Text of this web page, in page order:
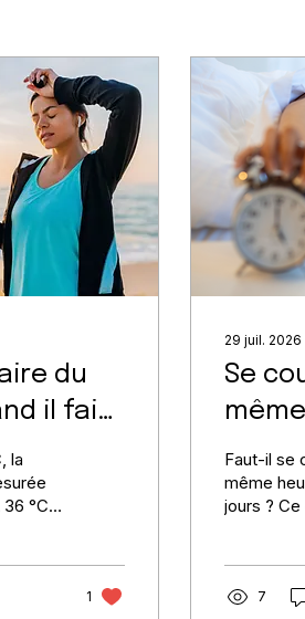
du
il fait
la
°C,
1
29 juil. 2026
Se
durée
?
Faut-il se
même
jours ?
de
7